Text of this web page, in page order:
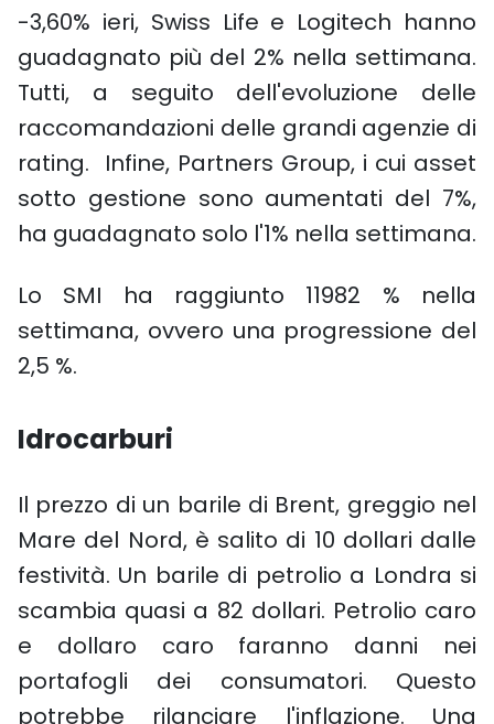
-3,60% ieri, Swiss Life e Logitech hanno
guadagnato più del 2% nella settimana.
Tutti, a seguito dell'evoluzione delle
raccomandazioni delle grandi agenzie di
rating. Infine, Partners Group, i cui asset
sotto gestione sono aumentati del 7%,
ha guadagnato solo l'1% nella settimana.
Lo SMI ha raggiunto 11982 % nella
settimana, ovvero una progressione del
2,5 %.
Idrocarburi
Il prezzo di un barile di Brent, greggio nel
Mare del Nord, è salito di 10 dollari dalle
festività. Un barile di petrolio a Londra si
scambia quasi a 82 dollari. Petrolio caro
e dollaro caro faranno danni nei
portafogli dei consumatori. Questo
potrebbe rilanciare l'inflazione. Una